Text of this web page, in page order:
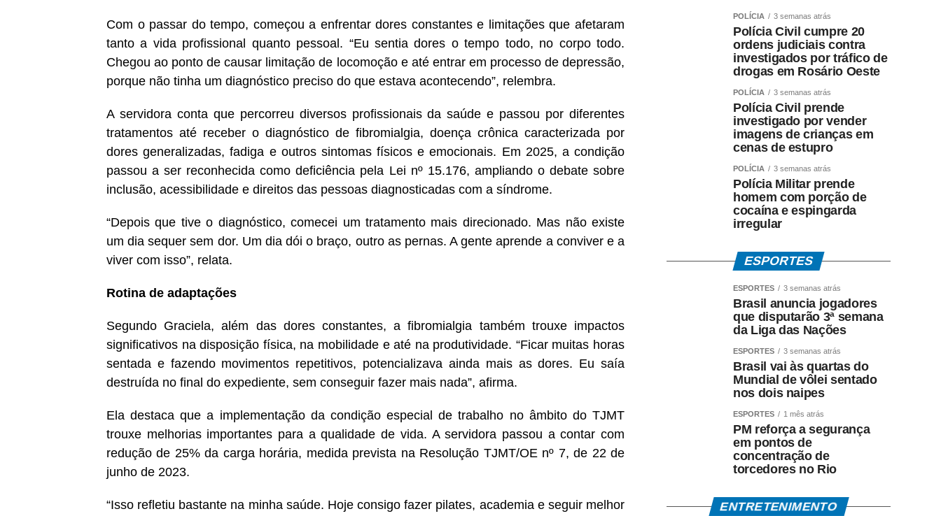
Com o passar do tempo, começou a enfrentar dores constantes e limitações que afetaram
tanto a vida profissional quanto pessoal. “Eu sentia dores o tempo todo, no corpo todo.
Chegou ao ponto de causar limitação de locomoção e até entrar em processo de depressão,
porque não tinha um diagnóstico preciso do que estava acontecendo”, relembra.
A servidora conta que percorreu diversos profissionais da saúde e passou por diferentes
tratamentos até receber o diagnóstico de fibromialgia, doença crônica caracterizada por
dores generalizadas, fadiga e outros sintomas físicos e emocionais. Em 2025, a condição
passou a ser reconhecida como deficiência pela Lei nº 15.176, ampliando o debate sobre
inclusão, acessibilidade e direitos das pessoas diagnosticadas com a síndrome.
“Depois que tive o diagnóstico, comecei um tratamento mais direcionado. Mas não existe
um dia sequer sem dor. Um dia dói o braço, outro as pernas. A gente aprende a conviver e a
viver com isso”, relata.
Rotina de adaptações
Segundo Graciela, além das dores constantes, a fibromialgia também trouxe impactos
significativos na disposição física, na mobilidade e até na produtividade. “Ficar muitas horas
sentada e fazendo movimentos repetitivos, potencializava ainda mais as dores. Eu saía
destruída no final do expediente, sem conseguir fazer mais nada”, afirma.
Ela destaca que a implementação da condição especial de trabalho no âmbito do TJMT
trouxe melhorias importantes para a qualidade de vida. A servidora passou a contar com
redução de 25% da carga horária, medida prevista na Resolução TJMT/OE nº 7, de 22 de
junho de 2023.
“Isso refletiu bastante na minha saúde. Hoje consigo fazer pilates, academia e seguir melhor
POLÍCIA 3 semanas atrás
Polícia Civil cumpre 20
ordens judiciais contra
investigados por tráfico de
drogas em Rosário Oeste
POLÍCIA 3 semanas atrás
Polícia Civil prende
investigado por vender
imagens de crianças em
cenas de estupro
POLÍCIA 3 semanas atrás
Polícia Militar prende
homem com porção de
cocaína e espingarda
irregular
ESPORTES
ESPORTES 3 semanas atrás
Brasil anuncia jogadores
que disputarão 3ª semana
da Liga das Nações
ESPORTES 3 semanas atrás
Brasil vai às quartas do
Mundial de vôlei sentado
nos dois naipes
ESPORTES 1 mês atrás
PM reforça a segurança
em pontos de
concentração de
torcedores no Rio
ENTRETENIMENTO